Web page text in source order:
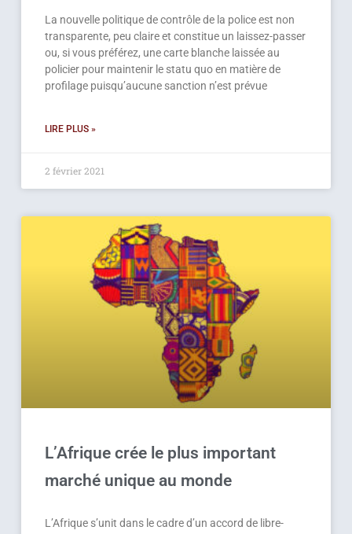
La nouvelle politique de contrôle de la police est non
transparente, peu claire et constitue un laissez-passer
ou, si vous préférez, une carte blanche laissée au
policier pour maintenir le statu quo en matière de
profilage puisqu’aucune sanction n’est prévue
LIRE PLUS »
2 février 2021
L’Afrique crée le plus important
marché unique au monde
L’Afrique s’unit dans le cadre d’un accord de libre-